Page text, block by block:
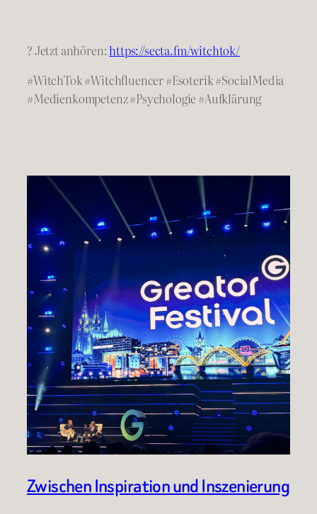
? Jetzt anhören:https://secta.fm/witchtok/
#WitchTok #Witchfluencer #Esoterik #SocialMedia
#Medienkompetenz #Psychologie #Aufklärung
Zwischen Inspiration und Inszenierung